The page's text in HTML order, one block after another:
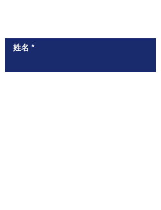
姓名